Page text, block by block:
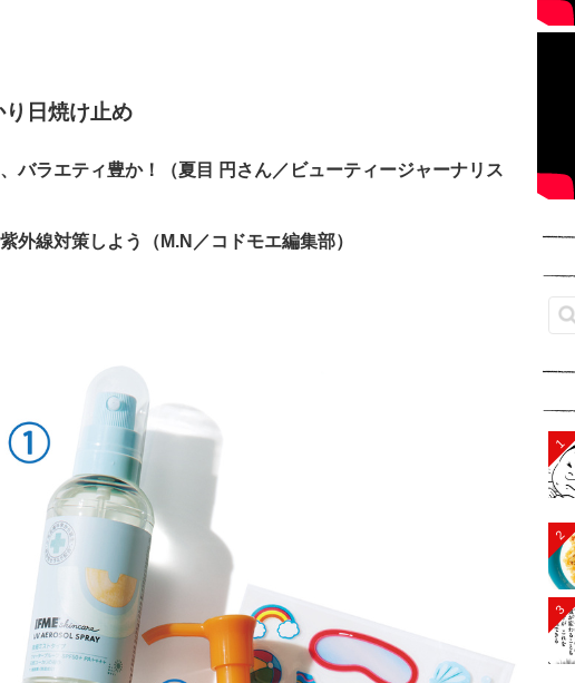
り日焼け止め
バラエティ豊か！（夏目 円さん／ビューティージャーナリス
外線対策しよう（M.N／コドモエ編集部）
1
2
3